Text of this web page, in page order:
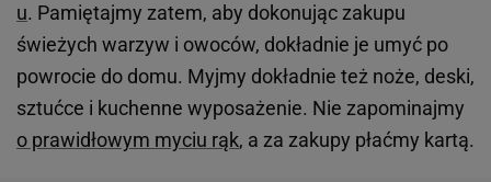
u. Pamiętajmy zatem, aby dokonując zakupu
świeżych warzyw i owoców, dokładnie je umyć po
powrocie do domu. Myjmy dokładnie też noże, deski,
sztućce i kuchenne wyposażenie. Nie zapominajmy
o prawidłowym myciu rąk, a za zakupy płaćmy kartą.